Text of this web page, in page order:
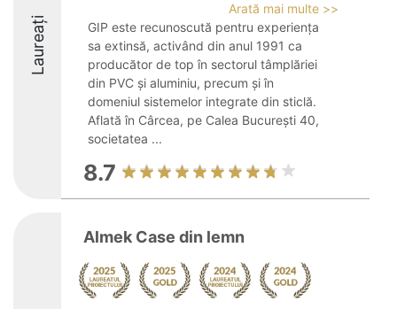
Laureați
Arată mai multe >>
GIP este recunoscută pentru experiența
sa extinsă, activând din anul 1991 ca
producător de top în sectorul tâmplăriei
din PVC și aluminiu, precum și în
domeniul sistemelor integrate din sticlă.
Aflată în Cârcea, pe Calea București 40,
societatea ...
8.7
Almek Case din lemn